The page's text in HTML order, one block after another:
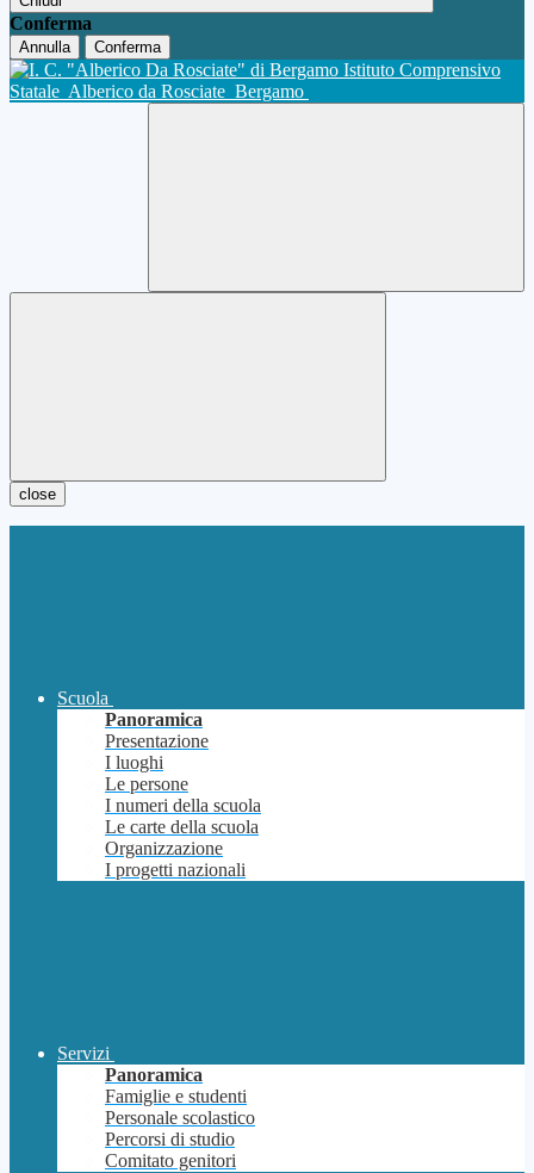
Conferma
Annulla Conferma
Istituto Comprensivo
Statale Alberico da Rosciate Bergamo
close
Scuola
Panoramica
Presentazione
I luoghi
Le persone
I numeri della scuola
Le carte della scuola
Organizzazione
I progetti nazionali
Servizi
Panoramica
Famiglie e studenti
Personale scolastico
Percorsi di studio
Comitato genitori